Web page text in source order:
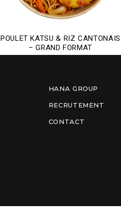
POULET KATSU & RIZ CANTONAIS
– GRAND FORMAT
HANA GROUP
RECRUTEMENT
CONTACT